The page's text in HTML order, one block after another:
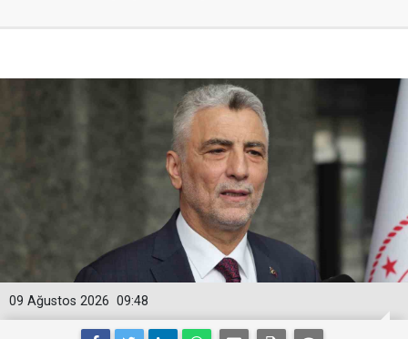
09:48
09 Ağustos 2026